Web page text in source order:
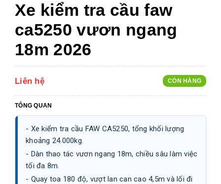
Xe kiểm tra cầu faw
ca5250 vươn ngang
18m 2026
Liên hệ CÒN HÀNG
TỔNG QUAN
- Xe kiểm tra cầu FAW CA5250, tổng khối lượng
khoảng 24.000kg.
- Dàn thao tác vươn ngang 18m, chiều sâu làm việc
tối đa 8m.
- Quay toa 180 độ, vượt lan can cao 4,5m và lối đi